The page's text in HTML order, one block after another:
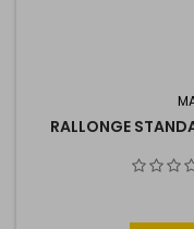
RALLONGE